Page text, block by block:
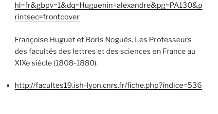
hl=fr&gbpv=1&dq=Huguenin+alexandre&pg=PA130&p
rintsec=frontcover
Françoise Huguet et Boris Noguès. Les Professeurs
des facultés des lettres et des sciences en France au
XIXe siècle (1808-1880).
http://facultes19.ish-lyon.cnrs.fr/fiche.php?indice=536